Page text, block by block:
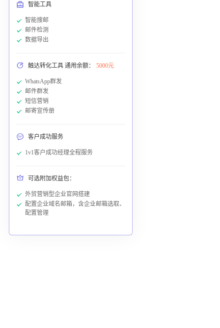
智能工具
智能搜邮
邮件检测
数据导出
触达转化工具 通用余额： 5000元
WhatsApp群发
邮件群发
短信营销
邮寄宣传册
客户成功服务
1v1客户成功经理全程服务
可选附加权益包：
外贸营销型企业官网搭建
配置企业域名邮箱，含企业邮箱选取、
配置管理